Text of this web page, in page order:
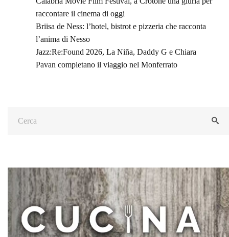
raccontare il cinema di oggi
Briisa de Ness: l’hotel, bistrot e pizzeria che racconta
l’anima di Nesso
Jazz:Re:Found 2026, La Niña, Daddy G e Chiara
Pavan completano il viaggio nel Monferrato